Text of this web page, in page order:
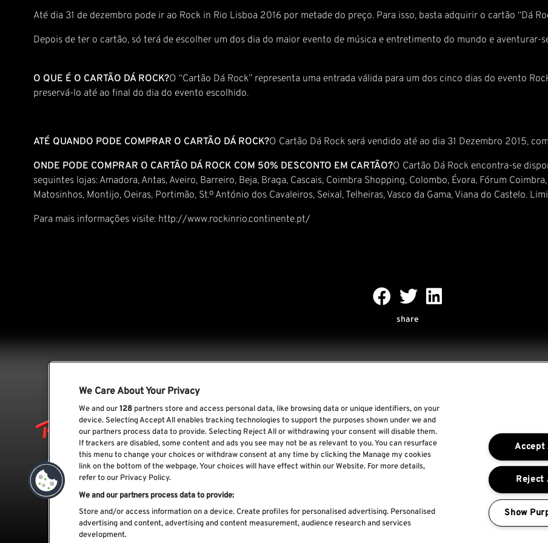
Até dia 31 de dezembro pode ir ao Rock in Rio Lisboa 2016 por metade do preço. Para isso, basta adquirir o cartão “Dá
Depois de ter o cartão, só terá de escolher um dos dia do maior evento de música e entretimento do mundo e aventurar-
O QUE É O CARTÃO DÁ ROCK?O “Cartão Dá Rock” representa uma entrada válida para um dos cinco dias do evento
preservá-lo até ao final do dia do evento escolhido.
ATÉ QUANDO PODE COMPRAR O CARTÃO DÁ ROCK?O Cartão Dá Rock será vendido até ao dia 31 Dezembro 2015,
ONDE PODE COMPRAR O CARTÃO DÁ ROCK COM 50% DESCONTO EM CARTÃO?O Cartão Dá Rock encontra-se
seguintes lojas: Amadora, Antas, Aveiro, Barreiro, Beja, Braga, Cascais, Coimbra Shopping, Colombo, Évora, Fórum
Matosinhos, Montijo, Oeiras, Portimão, St.º António dos Cavaleiros, Seixal, Telheiras, Vasco da Gama, Viana do Castelo.
Para mais informações visite: http://www.rockinrio.continente.pt/
share
Rock World
Rock In Rio
The Town
Por um Mundo Melhor
We Care About Your Privacy
We and our128 partners store and access personal data, like browsing data or unique identifiers, on your
device. Selecting Accept All enables tracking technologies to support the purposes shown under we and
our partners process data to provide. Selecting Reject All or withdrawing your consent will disable them.
If trackers are disabled, some content and ads you see may not be as relevant to you. You can resurface
this menu to change your choices or withdraw consent at any time by clicking the Manage my cookies
link on the bottom of the webpage. Your choices will have effect within our Website. For more details,
refer to our Privacy Policy.
We and our partners process data to provide:
Store and/or access information on a device. Create profiles for personalised advertising. Personalised
advertising and content, advertising and content measurement, audience research and services
development.
Accept
Reject
Show